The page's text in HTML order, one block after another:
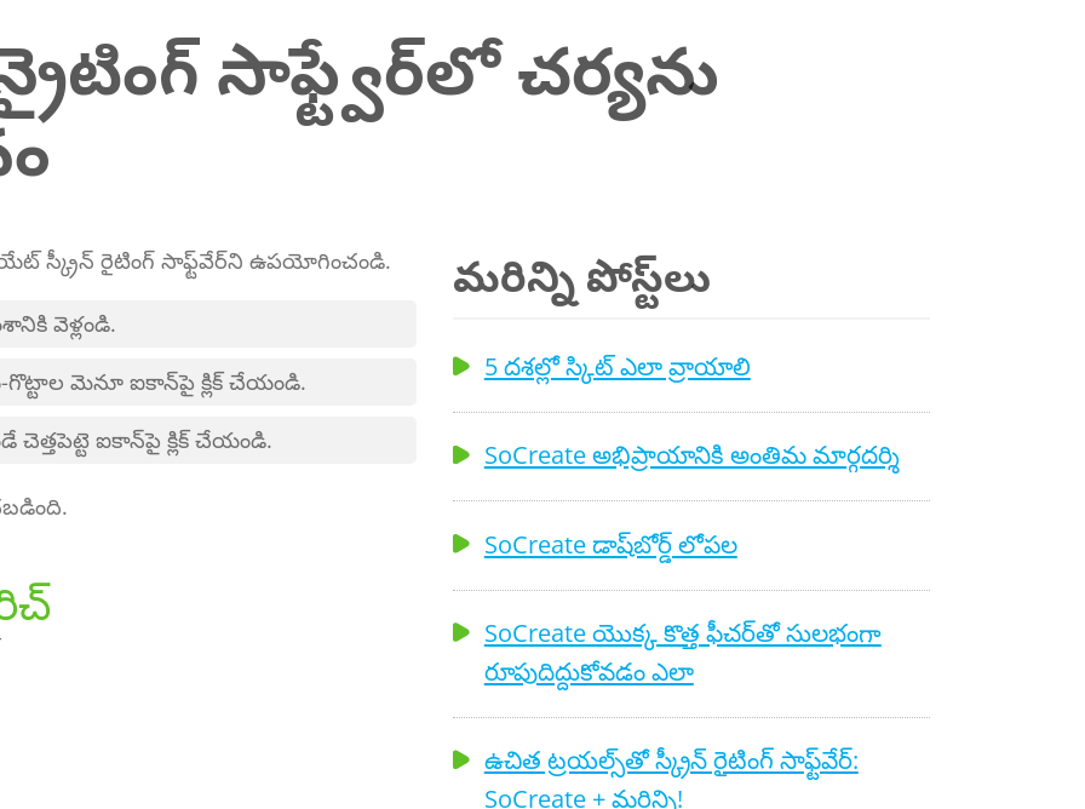
సాఫ్ట్వేర్‌లో చర్యను
స్క్రీన్ రైటింగ్ సాఫ్ట్‌వేర్‌ని ఉపయోగించండి.
వెళ్లండి.
గొట్టాల మెనూ ఐకాన్‌పై క్లిక్ చేయండి.
ఐకాన్‌పై క్లిక్ చేయండి.
మరిన్ని పోస్ట్‌లు
5 దశల్లో స్కిట్ ఎలా వ్రాయాలి
SoCreate అభిప్రాయానికి అంతిమ మార్గదర్శి
SoCreate డాష్‌బోర్డ్ లోపల
SoCreate యొక్క కొత్త ఫీచర్‌తో సులభంగా
రూపుదిద్దుకోవడం ఎలా
ఉచిత ట్రయల్స్‌తో స్క్రీన్ రైటింగ్ సాఫ్ట్‌వేర్:
SoCreate + మరిన్ని!